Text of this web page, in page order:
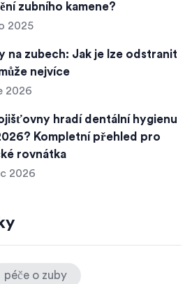
zubního kamene?
2025
na zubech: Jak je lze odstranit
nejvíce
2026
hradí dentální hygienu
Kompletní přehled pro
rovnátka
2026
péče o zuby